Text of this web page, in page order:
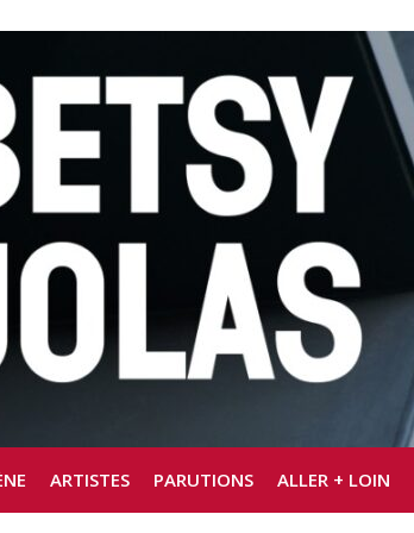
ARTISTES PARUTIONS ALLER + LOIN